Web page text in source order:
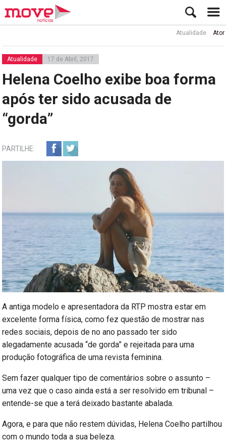
Atualidade Ator Rui
Atualidade 17 de Abril, 2017
Helena Coelho exibe boa forma
após ter sido acusada de
“gorda”
PARTILHE:
A antiga modelo e apresentadora da RTP mostra estar em
excelente forma física, como fez questão de mostrar nas
redes sociais, depois de no ano passado ter sido
alegadamente acusada “de gorda” e rejeitada para uma
produção fotográfica de uma revista feminina.
Sem fazer qualquer tipo de comentários sobre o assunto –
uma vez que o caso ainda está a ser resolvido em tribunal –
entende-se que a terá deixado bastante abalada.
Agora, e para que não restem dúvidas, Helena Coelho partilhou
com o mundo toda a sua beleza.